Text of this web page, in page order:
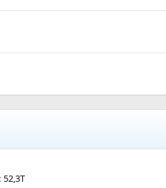
52,3T